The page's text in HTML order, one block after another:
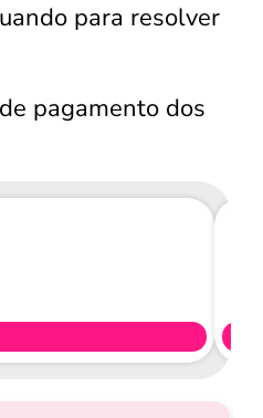
para resolver
pagamento dos